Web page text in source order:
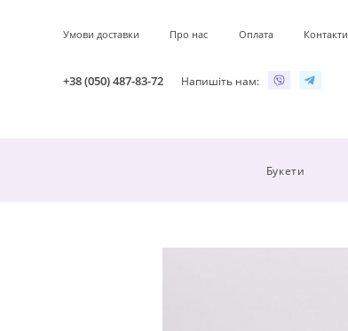
Умови доставки Про нас Оплата Контакти
+38 (050) 487-83-72 Напишіть нам:
Букети